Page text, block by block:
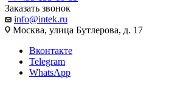
Заказать звонок
info@intek.ru
Москва, улица Бутлерова, д. 17
Вконтакте
Telegram
WhatsApp